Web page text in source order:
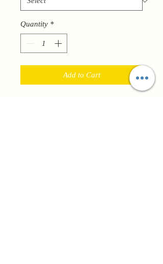
Quantity *
Add to Cart